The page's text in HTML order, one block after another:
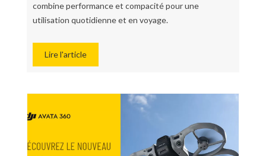
combine performance et compacité pour une
utilisation quotidienne et en voyage.
Lire l'article